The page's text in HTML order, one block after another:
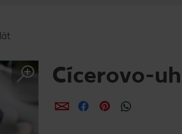
Cícerovo-
ZdieľaťZdieľaťZdieľať